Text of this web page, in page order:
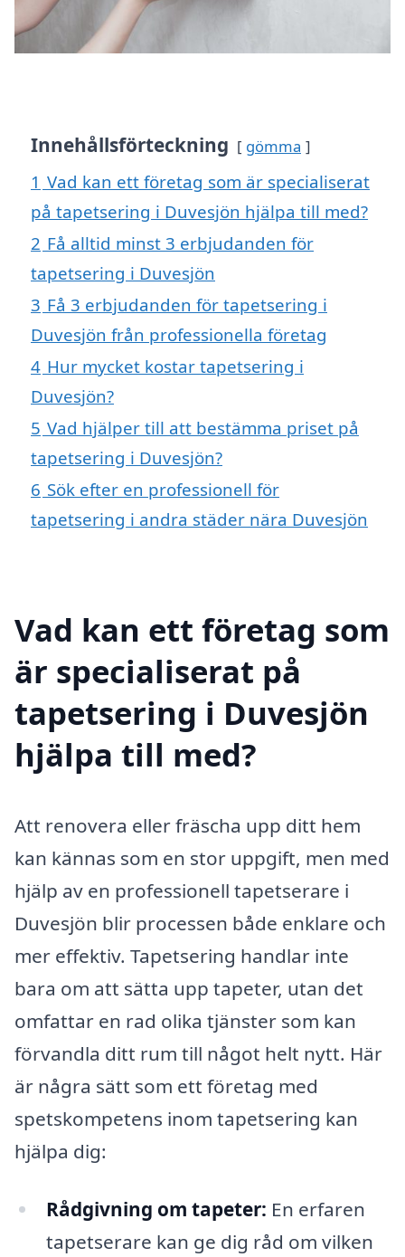
Innehållsförteckning gömma
1 Vad kan ett företag som är specialiserat
på tapetsering i Duvesjön hjälpa till med?
2 Få alltid minst 3 erbjudanden för
tapetsering i Duvesjön
3 Få 3 erbjudanden för tapetsering i
Duvesjön från professionella företag
4 Hur mycket kostar tapetsering i
Duvesjön?
5 Vad hjälper till att bestämma priset på
tapetsering i Duvesjön?
6 Sök efter en professionell för
tapetsering i andra städer nära Duvesjön
Vad kan ett företag som
är specialiserat på
tapetsering i Duvesjön
hjälpa till med?
Att renovera eller fräscha upp ditt hem
kan kännas som en stor uppgift, men med
hjälp av en professionell tapetserare i
Duvesjön blir processen både enklare och
mer effektiv. Tapetsering handlar inte
bara om att sätta upp tapeter, utan det
omfattar en rad olika tjänster som kan
förvandla ditt rum till något helt nytt. Här
är några sätt som ett företag med
spetskompetens inom tapetsering kan
hjälpa dig:
Rådgivning om tapeter: En erfaren
tapetserare kan ge dig råd om vilken